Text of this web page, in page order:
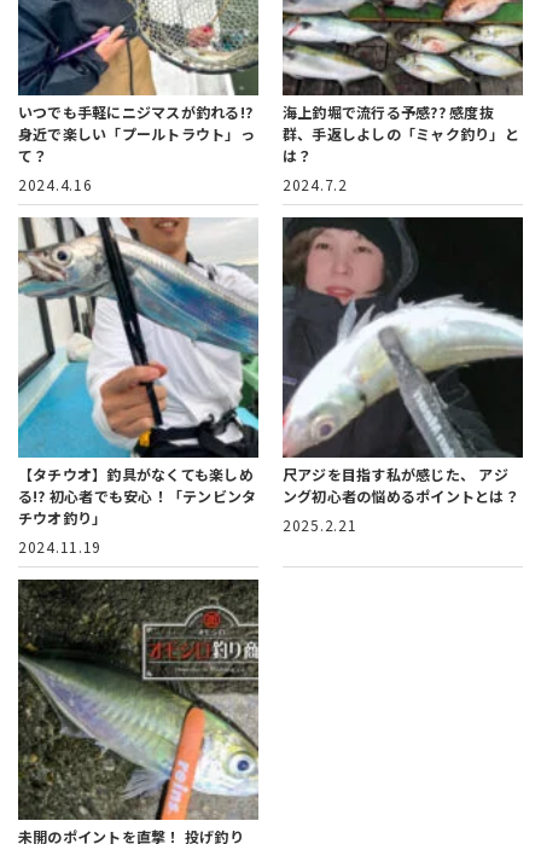
いつでも手軽にニジマスが釣れる!?
身近で楽しい「プールトラウト」っ
て？
2024.4.16
海上釣堀で流行る予感??感度抜
群、手返しよしの「ミャク釣り」と
は？
2024.7.2
【タチウオ】釣具がなくても楽しめ
る!? 初心者でも安心！「テンビンタ
チウオ釣り」
2024.11.19
尺アジを目指す私が感じた、 アジ
ング初心者の悩めるポイントとは？
2025.2.21
未開のポイントを直撃！ 投げ釣り